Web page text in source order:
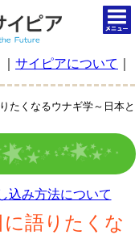
サイピアについて
たくなるウナギ学～日本と
込み方法について
語りたくな